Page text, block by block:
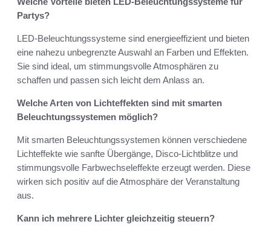
Partys?
LED-Beleuchtungssysteme sind energieeffizient und bieten
eine nahezu unbegrenzte Auswahl an Farben und Effekten.
Sie sind ideal, um stimmungsvolle Atmosphären zu
schaffen und passen sich leicht dem Anlass an.
Welche Arten von Lichteffekten sind mit smarten
Beleuchtungssystemen möglich?
Mit smarten Beleuchtungssystemen können verschiedene
Lichteffekte wie sanfte Übergänge, Disco-Lichtblitze und
stimmungsvolle Farbwechseleffekte erzeugt werden. Diese
wirken sich positiv auf die Atmosphäre der Veranstaltung
aus.
Kann ich mehrere Lichter gleichzeitig steuern?